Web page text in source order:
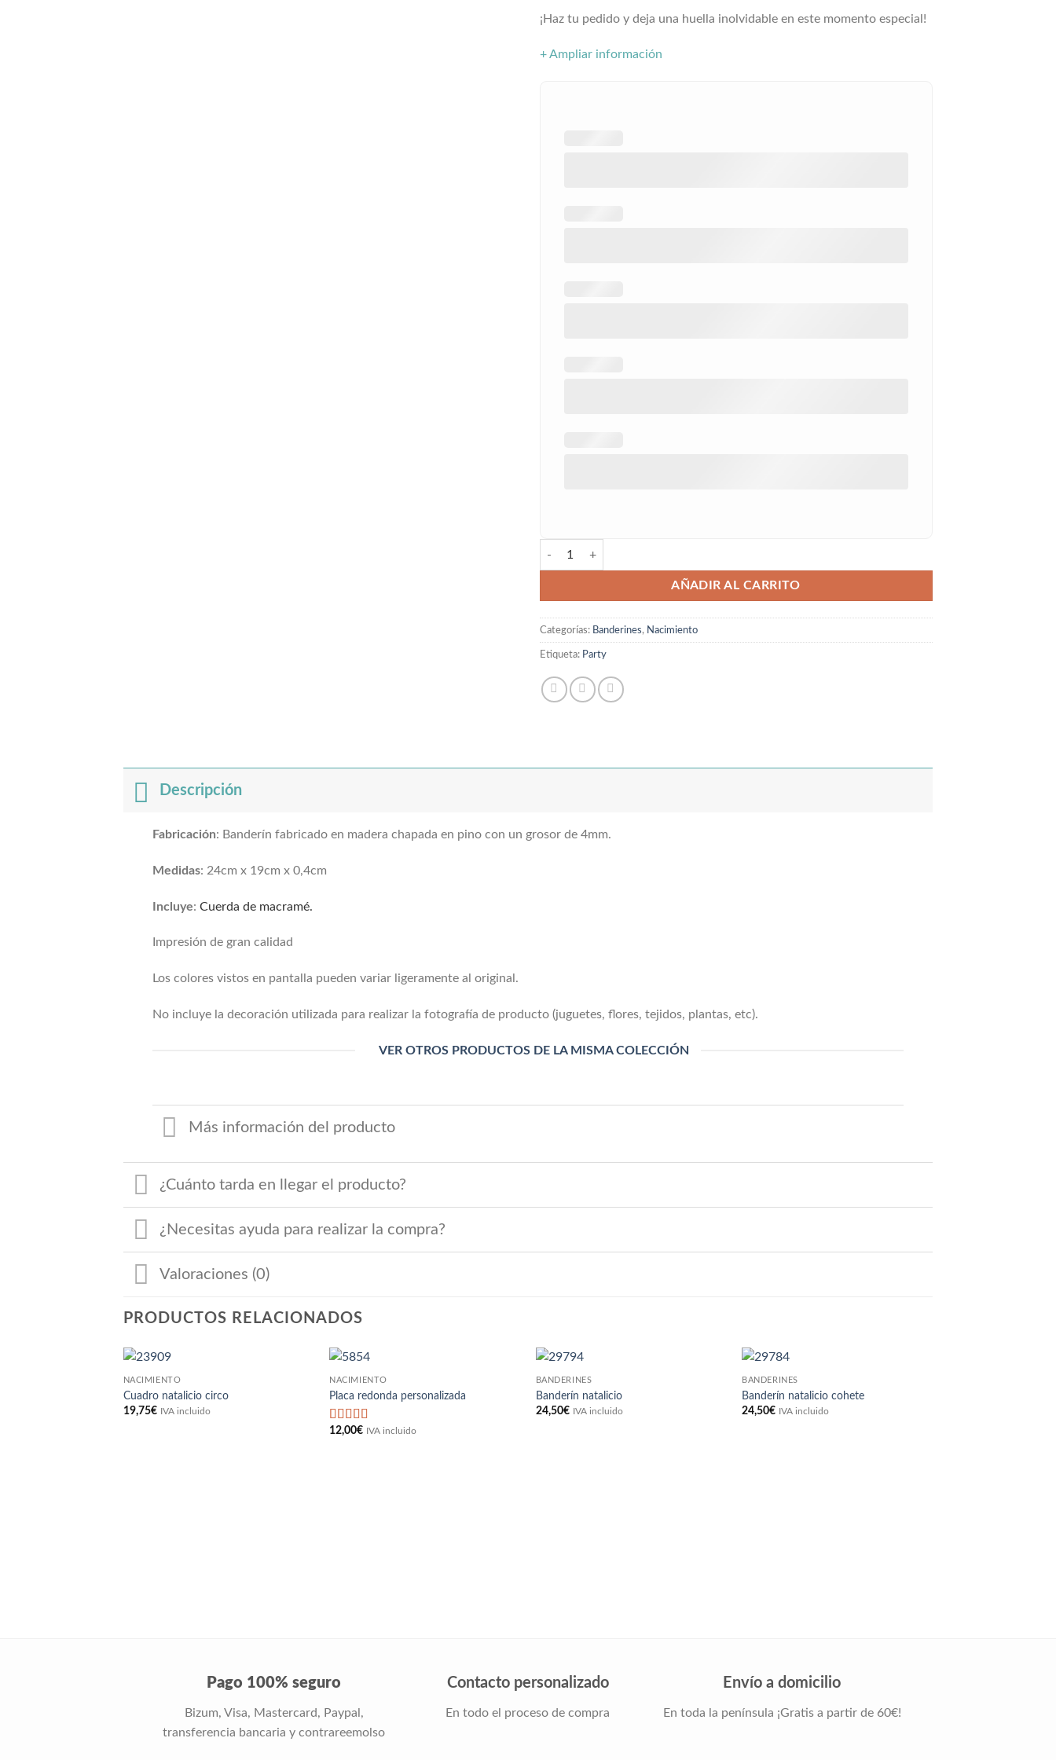
¡Haz tu pedido y deja una huella inolvidable en este momento especial!
+ Ampliar información
Banderín natalicio party cantidad
AÑADIR AL CARRITO
Categorías: Banderines, Nacimiento
Etiqueta: Party
Descripción
Fabricación: Banderín fabricado en madera chapada en pino con un grosor de 4mm.
Medidas: 24cm x 19cm x 0,4cm
Incluye: Cuerda de macramé.
Impresión de gran calidad
Los colores vistos en pantalla pueden variar ligeramente al original.
No incluye la decoración utilizada para realizar la fotografía de producto (juguetes, flores, tejidos, plantas, etc).
VER OTROS PRODUCTOS DE LA MISMA COLECCIÓN
Más información del producto
¿Cuánto tarda en llegar el producto?
¿Necesitas ayuda para realizar la compra?
Valoraciones (0)
PRODUCTOS RELACIONADOS
NACIMIENTO
Cuadro natalicio circo
19,75€ IVA incluido
NACIMIENTO
Placa redonda personalizada
Valorado
12,00€ IVA incluido
BANDERINES
Banderín natalicio
24,50€ IVA incluido
BANDERINES
Banderín natalicio cohete
24,50€ IVA incluido
Pago 100% seguro
Bizum, Visa, Mastercard, Paypal,
transferencia bancaria y contrareemolso
Contacto personalizado
En todo el proceso de compra
Envío a domicilio
En toda la península ¡Gratis a partir de 60€!